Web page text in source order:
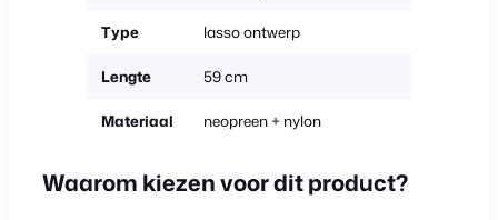
Type lasso ontwerp
Lengte 59 cm
Materiaal neopreen + nylon
Waarom kiezen voor dit product?